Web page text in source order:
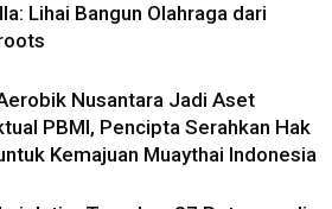
Lihai Bangun Olahraga dari
Nusantara Jadi Aset
PBMI, Pencipta Serahkan Hak
Kemajuan Muaythai Indonesia